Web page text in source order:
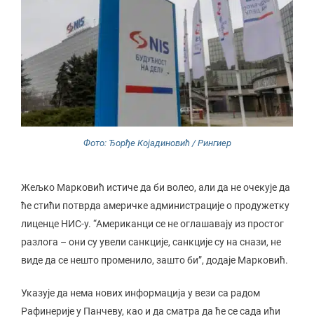
Фото: Ђорђе Којадиновић / Рингиер
Жељко Марковић истиче да би волео, али да не очекује да
ће стићи потврда америчке администрације о продужетку
лиценце НИС-у. “Американци се не оглашавају из простог
разлога – они су увели санкције, санкције су на снази, не
виде да се нешто променило, зашто би”, додаје Марковић.
Указује да нема нових информација у вези са радом
Рафинерије у Панчеву, као и да сматра да ће се сада ићи